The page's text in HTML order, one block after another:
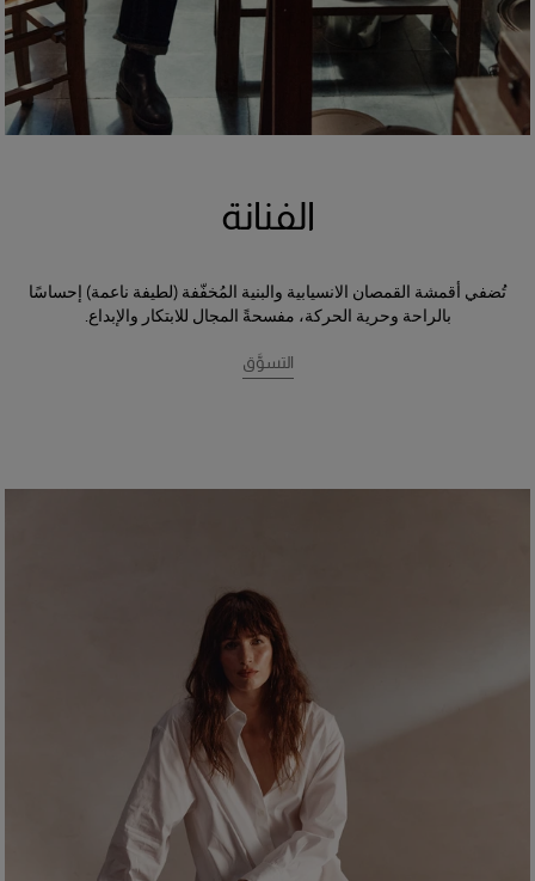
الفنانة
تُضفي أقمشة القمصان الانسيابية والبنية المُخفّفة (لطيفة ناعمة) إحساسًا
بالراحة وحرية الحركة، مفسحةً المجال للابتكار والإبداع.
التسوَّق